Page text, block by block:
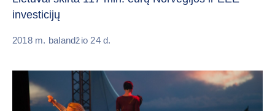
investicijų
2018 m. balandžio 24 d.